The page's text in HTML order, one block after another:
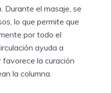
Durante el masaje, se
lo que permite que
por todo el
ayuda a
la curación
la columna.